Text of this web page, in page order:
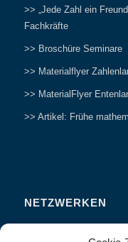
>> „Jede Zahl ein
Fachkräfte
>> Broschüre Seminare
>> Materialflyer
>> MaterialFlyer
>> Artikel: Frühe
NETZWERKEN